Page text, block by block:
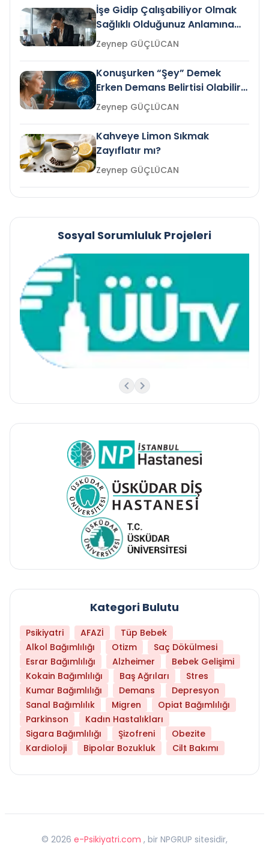
İşe Gidip Çalışabiliyor Olmak
Sağlıklı Olduğunuz Anlamına
Gelir mi?Zeynep GÜÇLÜCAN
Konuşurken “Şey” Demek
Erken Demans Belirtisi Olabilir
mi?
Zeynep GÜÇLÜCAN
Kahveye Limon Sıkmak
Zayıflatır mı?
Zeynep GÜÇLÜCAN
Sosyal Sorumluluk Projeleri
Kategori Bulutu
Psikiyatri AFAZİ
Tüp Bebek
Alkol Bağımlılığı
Otizm
Saç Dökülmesi
Esrar Bağımlılığı
Alzheimer
Bebek Gelişimi
Kokain Bağımlılığı
Baş Ağrıları
Stres
Kumar Bağımlılığı
Demans
Depresyon
Sanal Bağımlılık
Migren
Opiat Bağımlılığı
Parkinson
Kadın Hastalıkları
Sigara Bağımlılığı
Şizofreni
Obezite
Kardioloji
Bipolar Bozukluk Cilt Bakımı
© 2026 e-Psikiyatri.com , bir NPGRUP sitesidir,